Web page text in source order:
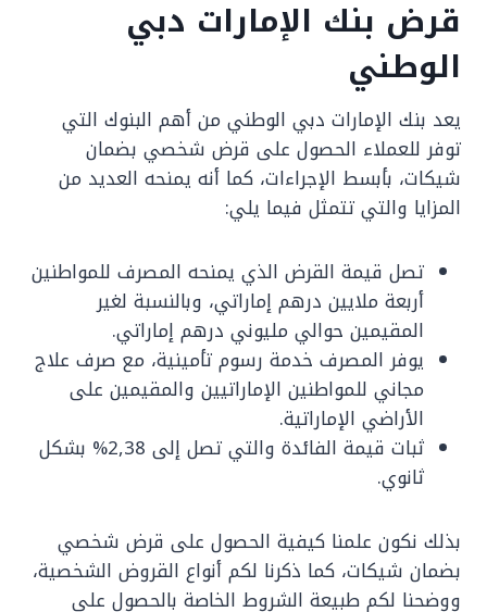
قرض بنك الإمارات دبي
الوطني
يعد بنك الإمارات دبي الوطني من أهم البنوك التي
توفر للعملاء الحصول على قرض شخصي بضمان
شيكات، بأبسط الإجراءات، كما أنه يمنحه العديد من
المزايا والتي تتمثل فيما يلي:
تصل قيمة القرض الذي يمنحه المصرف للمواطنين
أربعة ملايين درهم إماراتي، وبالنسبة لغير
المقيمين حوالي مليوني درهم إماراتي.
يوفر المصرف خدمة رسوم تأمينية، مع صرف علاج
مجاني للمواطنين الإماراتيين والمقيمين على
الأراضي الإماراتية.
ثبات قيمة الفائدة والتي تصل إلى 2,38% بشكل
ثانوي.
بذلك نكون علمنا كيفية الحصول على قرض شخصي
بضمان شيكات، كما ذكرنا لكم أنواع القروض الشخصية،
ووضحنا لكم طبيعة الشروط الخاصة بالحصول على